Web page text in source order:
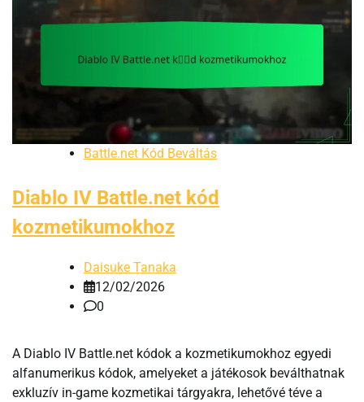
Battle.net Kód Beváltás
Diablo IV Battle.net kód
kozmetikumokhoz
Daisuke Tanaka
12/02/2026
0
A Diablo IV Battle.net kódok a kozmetikumokhoz egyedi
alfanumerikus kódok, amelyeket a játékosok beválthatnak
exkluzív in-game kozmetikai tárgyakra, lehetővé téve a